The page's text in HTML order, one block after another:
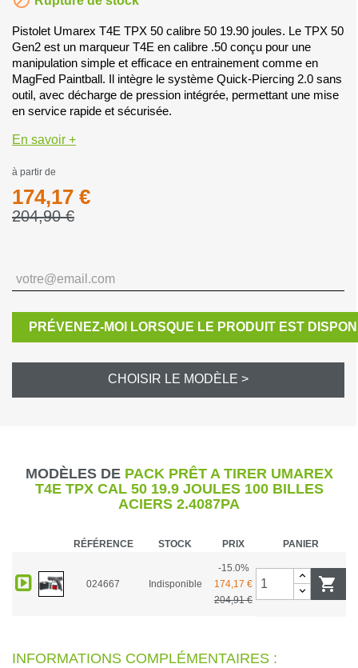
Pistolet Umarex T4E TPX 50 calibre 50 19.90 joules. Le TPX 50
Gen2 est un marqueur T4E en calibre .50 conçu pour une
manipulation simple et efficace en entrainement comme en
MagFed Paintball. Il intègre le système Quick-Piercing 2.0 sans
outil, avec décharge de pression intégrée, permettant une mise
en service rapide et sécurisée.
En savoir +
à partir de
174,17 €
204,90 €
PRÉVENEZ-MOI LORSQUE LE PRODUIT EST
CHOISIR LE MODÈLE >
MODÈLES DEPACK PRÊT A TIRER UMAREX
T4E TPX CAL 50 19.9 JOULES 100 BILLES
ACIERS 2.4087PA
RÉFÉRENCE STOCK PRIX PANIER
024667 Indisponible
-15.0%
174,17 €
204,91 €

INFORMATIONS COMPLÉMENTAIRES :